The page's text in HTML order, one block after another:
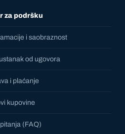
za podršku
i saobraznost
od ugovora
i plaćanje
kupovine
(FAQ)